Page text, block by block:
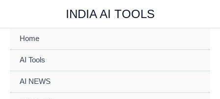
content
INDIA AI TOOLS
Home
AI Tools
AI NEWS